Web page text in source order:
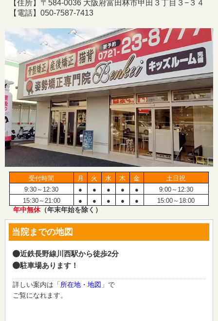
【住所】〒584-0036 大阪府富田林市甲田３丁目３−３４
【電話】050-7587-7413
受付時間 月 火 水 木 金
土日祝
9:30～12:30
● ● ● ● ●
9:00～12:30
15:30～21:00
● ● ● ● ● 15:00～18:00
年中無休（年末年始を除く）
当院までの地図
近鉄長野線川西駅から徒歩2分
駐車場あります！
詳しい案内は「所在地・地図 」で
ご覧になれます。